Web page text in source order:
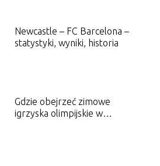
Newcastle – FC Barcelona –
statystyki, wyniki, historia
Gdzie obejrzeć zimowe
igrzyska olimpijskie w